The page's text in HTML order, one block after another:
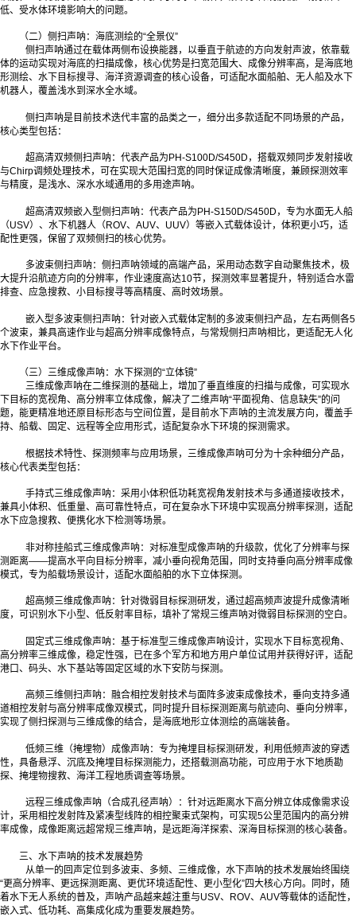
低、受水体环境影响大的问题。
（二）侧扫声呐：海底测绘的“全景仪”
侧扫声呐通过在载体两侧布设换能器，以垂直于航迹的方向发射声波，依靠载
体的运动实现对海底的扫描成像，核心优势是扫宽范围大、成像分辨率高，是海底地
形测绘、水下目标搜寻、海洋资源调查的核心设备，可适配水面船舶、无人船及水下
机器人，覆盖浅水到深水全水域。
侧扫声呐是目前技术迭代丰富的品类之一，细分出多款适配不同场景的产品，
核心类型包括：
超高清双频侧扫声呐：代表产品为PH-S100D/S450D，搭载双频同步发射接收
与Chirp调频处理技术，可在实现大范围扫宽的同时保证成像清晰度，兼顾探测效率
与精度，是浅水、深水水域通用的多用途声呐。
超高清双频嵌入型侧扫声呐：代表产品为PH-S150D/S450D，专为水面无人船
（USV）、水下机器人（ROV、AUV、UUV）等嵌入式载体设计，体积更小巧，适
配性更强，保留了双频侧扫的核心优势。
多波束侧扫声呐：侧扫声呐领域的高端产品，采用动态数字自动聚焦技术，极
大提升沿航迹方向的分辨率，作业速度高达10节，探测效率显著提升，特别适合水雷
排查、应急搜救、小目标搜寻等高精度、高时效场景。
嵌入型多波束侧扫声呐：针对嵌入式载体定制的多波束侧扫产品，左右两侧各5
个波束，兼具高速作业与超高分辨率成像特点，与常规侧扫声呐相比，更适配无人化
水下作业平台。
（三）三维成像声呐：水下探测的“立体镜”
三维成像声呐在二维探测的基础上，增加了垂直维度的扫描与成像，可实现水
下目标的宽视角、高分辨率立体成像，解决了二维声呐“平面视角、信息缺失”的问
题，能更精准地还原目标形态与空间位置，是目前水下声呐的主流发展方向，覆盖手
持、船载、固定、远程等全应用形式，适配复杂水下环境的探测需求。
根据技术特性、探测频率与应用场景，三维成像声呐可分为十余种细分产品，
核心代表类型包括：
手持式三维成像声呐：采用小体积低功耗宽视角发射技术与多通道接收技术，
兼具小体积、低重量、高可靠性特点，可在复杂水下环境中实现高分辨率探测，适配
水下应急搜救、便携化水下检测等场景。
非对称挂船式三维成像声呐：对标准型成像声呐的升级款，优化了分辨率与探
测距离——提高水平向目标分辨率，减小垂向视角范围，同时支持垂向高分辨率成像
模式，专为船载场景设计，适配水面船舶的水下立体探测。
超高频三维成像声呐：针对微弱目标探测研发，通过超高频声波提升成像清晰
度，可识别水下小型、低反射率目标，填补了常规三维声呐对微弱目标探测的空白。
固定式三维成像声呐：基于标准型三维成像声呐设计，实现水下目标宽视角、
高分辨率三维成像，稳定性强，已在多个军方和地方用户单位试用并获得好评，适配
港口、码头、水下基站等固定区域的水下安防与探测。
高频三维侧扫声呐：融合相控发射技术与面阵多波束成像技术，垂向支持多通
道相控发射与高分辨率成像双模式，同时提升目标探测距离与航迹向、垂向分辨率，
实现了侧扫探测与三维成像的结合，是海底地形立体测绘的高端装备。
低频三维（掩埋物）成像声呐：专为掩埋目标探测研发，利用低频声波的穿透
性，具备悬浮、沉底及掩埋目标探测能力，还搭载测高功能，可应用于水下地质勘
探、掩埋物搜救、海洋工程地质调查等场景。
远程三维成像声呐（合成孔径声呐）：针对远距离水下高分辨立体成像需求设
计，采用相控发射阵及紧凑型线阵的相控聚束式架构，可实现5公里范围内的高分辨
率成像，成像距离远超常规三维声呐，是远距海洋探索、深海目标探测的核心装备。
三、水下声呐的技术发展趋势
从单一的回声定位到多波束、多频、三维成像，水下声呐的技术发展始终围绕
“更高分辨率、更远探测距离、更优环境适配性、更小型化”四大核心方向。同时，随
着水下无人系统的普及，声呐产品越来越注重与USV、ROV、AUV等载体的适配性，
嵌入式、低功耗、高集成化成为重要发展趋势。